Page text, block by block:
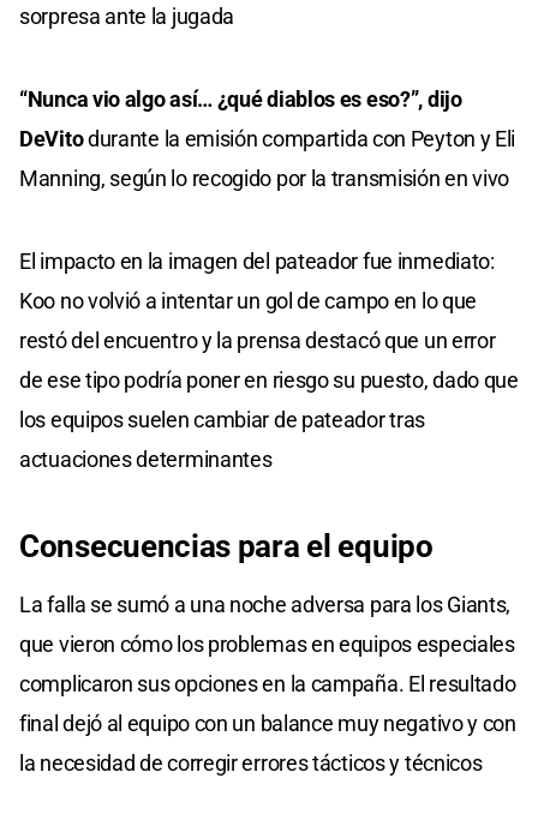
sorpresa ante la jugada
“Nunca vio algo así… ¿qué diablos es eso?”, dijo
DeVitodurante la emisión compartida con Peyton y Eli
Manning, según lo recogido por la transmisión en vivo
El impacto en la imagen del pateador fue inmediato:
Koo no volvió a intentar un gol de campo en lo que
restó del encuentro y la prensa destacó que un error
de ese tipo podría poner en riesgo su puesto, dado que
los equipos suelen cambiar de pateador tras
actuaciones determinantes
Consecuencias para el equipo
La falla se sumó a una noche adversa para los Giants,
que vieron cómo los problemas en equipos especiales
complicaron sus opciones en la campaña. El resultado
final dejó al equipo con un balance muy negativo y con
la necesidad de corregir errores tácticos y técnicos